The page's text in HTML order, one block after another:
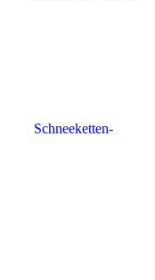
Schneeketten-